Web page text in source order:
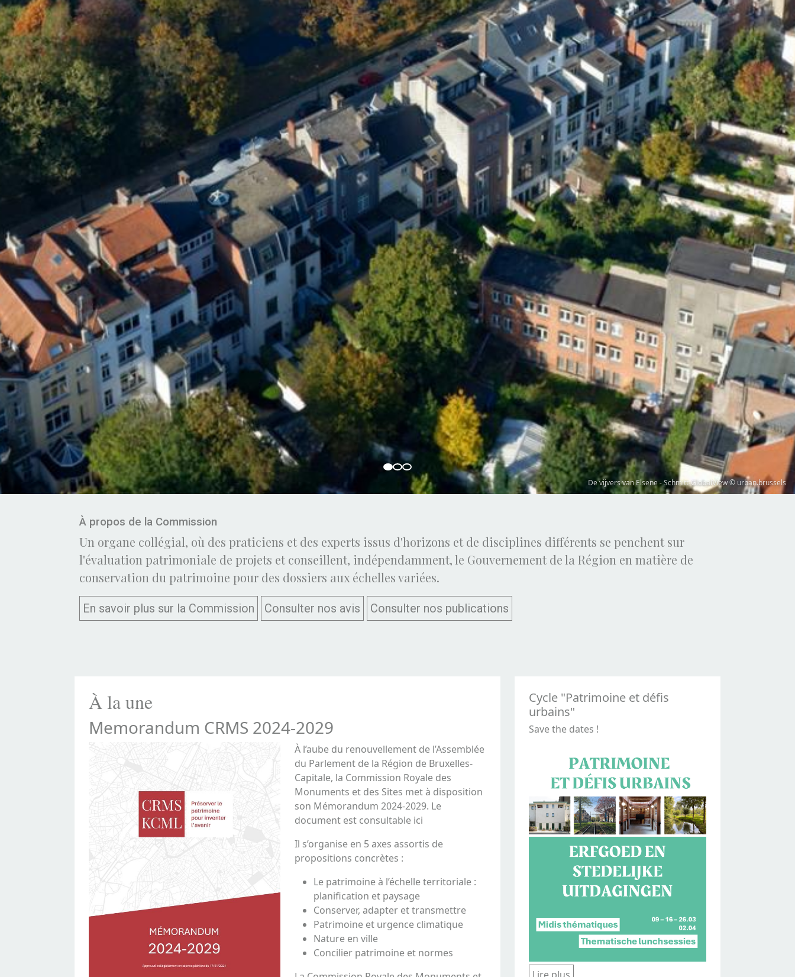
Hospice Pacheco – Wim Robberechts © Urban.brussels
À propos de la Commission
Un organe collégial, où des praticiens et des experts issus d'horizons et de disciplines différents se penchent sur
l'évaluation patrimoniale de projets et conseillent, indépendamment, le Gouvernement de la Région en matière de
conservation du patrimoine pour des dossiers aux échelles variées.
En savoir plus sur la Commission Consulter nos avis Consulter nos publications
À la une
Memorandum CRMS 2024-2029
À l’aube du renouvellement de l’Assemblée
du Parlement de la Région de Bruxelles-
Capitale, la Commission Royale des
Monuments et des Sites met à disposition
son Mémorandum 2024-2029. Le
document est consultable ici
Il s’organise en 5 axes assortis de
propositions concrètes :
Le patrimoine à l’échelle territoriale :
planification et paysage
Conserver, adapter et transmettre
Patrimoine et urgence climatique
Nature en ville
Concilier patrimoine et normes
Cycle "Patrimoine et défis
urbains"
Save the dates !